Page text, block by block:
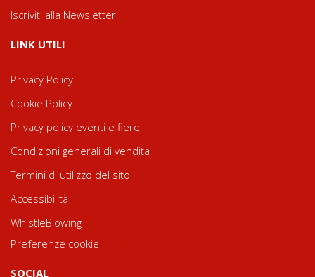
Iscriviti alla Newsletter
LINK UTILI
Privacy Policy
Cookie Policy
Privacy policy eventi e fiere
Condizioni generali di vendita
Termini di utilizzo del sito
Accessibilità
WhistleBlowing
Preferenze cookie
SOCIAL